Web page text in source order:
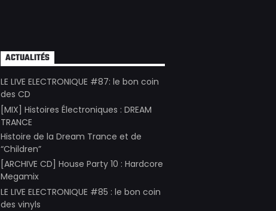
ACTUALITÉS
LE LIVE ELECTRONIQUE #87: le bon coin
des CD
[MIX] Histoires Électroniques : DREAM
TRANCE
Histoire de la Dream Trance et de
“Children”
[ARCHIVE CD] House Party 10 : Hardcore
Megamix
LE LIVE ELECTRONIQUE #85 : le bon coin
des vinyls